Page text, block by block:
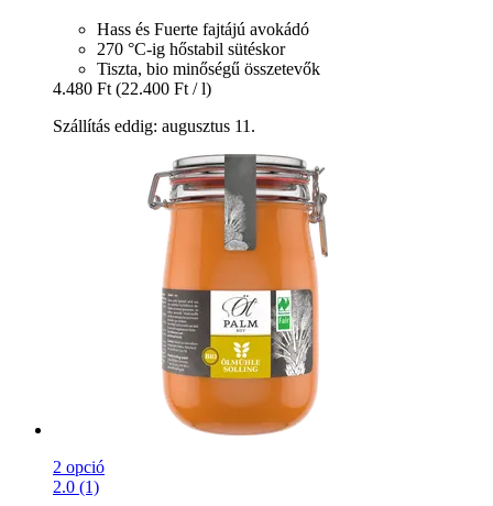
Hass és Fuerte fajtájú avokádó
270 °C-ig hőstabil sütéskor
Tiszta, bio minőségű összetevők
4.480 Ft (22.400 Ft / l)
Szállítás eddig: augusztus 11.
2 opció
2.0 (1)